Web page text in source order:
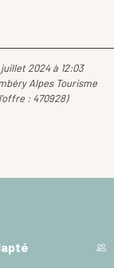
2024 à 12:03
Alpes Tourisme
: 470928)